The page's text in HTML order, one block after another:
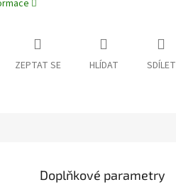
ZEPTAT SE HLÍDAT SDÍLET
Doplňkové parametry